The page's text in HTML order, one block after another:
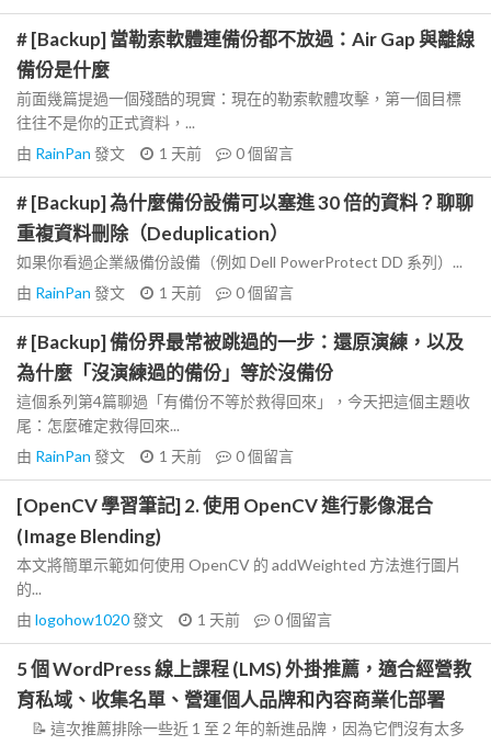
# [Backup] 當勒索軟體連備份都不放過：Air Gap 與離線
備份是什麼
前面幾篇提過一個殘酷的現實：現在的勒索軟體攻擊，第一個目標
往往不是你的正式資料，...
由 RainPan 發文 1 天前 0個留言
# [Backup] 為什麼備份設備可以塞進 30 倍的資料？聊聊
重複資料刪除（Deduplication）
如果你看過企業級備份設備（例如 Dell PowerProtect DD 系列）...
由 RainPan 發文 1 天前 0個留言
# [Backup] 備份界最常被跳過的一步：還原演練，以及
為什麼「沒演練過的備份」等於沒備份
這個系列第4篇聊過「有備份不等於救得回來」，今天把這個主題收
尾：怎麼確定救得回來...
由 RainPan 發文 1 天前 0個留言
[OpenCV 學習筆記] 2. 使用 OpenCV 進行影像混合
(Image Blending)
本文將簡單示範如何使用 OpenCV 的 addWeighted 方法進行圖片
的...
由 logohow1020發文 1 天前 0個留言
5 個 WordPress 線上課程 (LMS) 外掛推薦，適合經營教
育私域、收集名單、營運個人品牌和內容商業化部署
📝 這次推薦排除一些近 1 至 2 年的新進品牌，因為它們沒有太多